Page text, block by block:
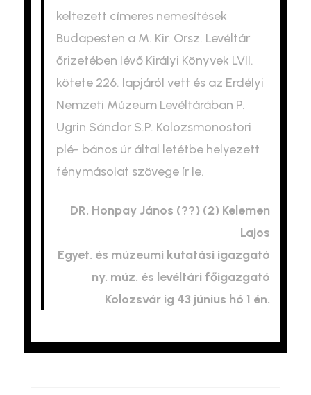
keltezett címeres nemesítések
Budapesten a M. Kir. Orsz. Levéltár
őrizetében lévő Királyi Könyvek LVII.
kötete 226. lapjáról vett és az Erdélyi
Nemzeti Múzeum Levéltárában P.
Ugrin Sándor S.P. Kolozsmonostori
plé- bános úr által letétbe helyezett
fénymásolat szövege ír le.
DR. Honpay János (??) (2) Kelemen
Lajos
Egyet. és múzeumi kutatási igazgató
ny. múz. és levéltári főigazgató
Kolozsvár ig 43 június hó 1 én.